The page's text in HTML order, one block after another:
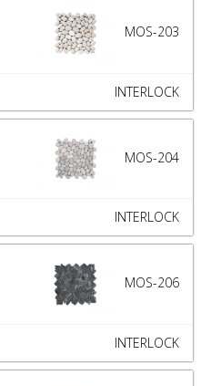
MOS-203
INTERLOCK
MOS-204
INTERLOCK
MOS-206
INTERLOCK